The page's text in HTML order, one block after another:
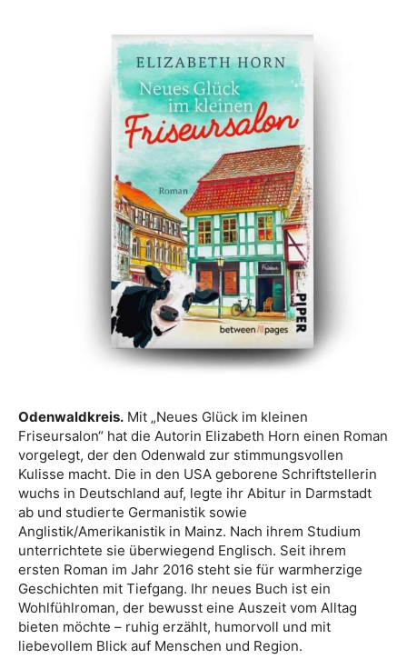
Odenwaldkreis. Mit „Neues Glück im kleinen
Friseursalon“ hat die Autorin Elizabeth Horn einen Roman
vorgelegt, der den Odenwald zur stimmungsvollen
Kulisse macht. Die in den USA geborene Schriftstellerin
wuchs in Deutschland auf, legte ihr Abitur in Darmstadt
ab und studierte Germanistik sowie
Anglistik/Amerikanistik in Mainz. Nach ihrem Studium
unterrichtete sie überwiegend Englisch. Seit ihrem
ersten Roman im Jahr 2016 steht sie für warmherzige
Geschichten mit Tiefgang. Ihr neues Buch ist ein
Wohlfühlroman, der bewusst eine Auszeit vom Alltag
bieten möchte – ruhig erzählt, humorvoll und mit
liebevollem Blick auf Menschen und Region.